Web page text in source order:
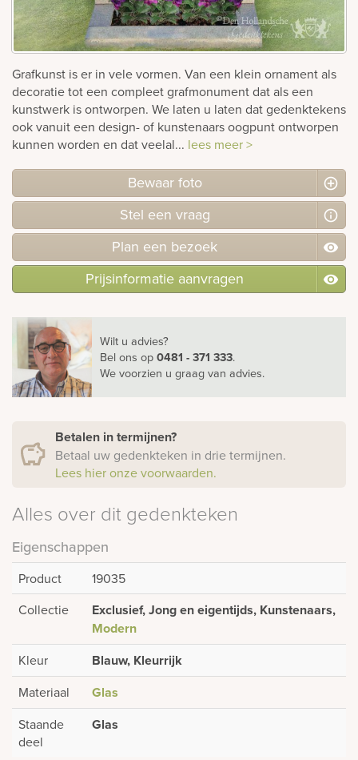
Grafkunst is er in vele vormen. Van een klein ornament als
decoratie tot een compleet grafmonument dat als een
kunstwerk is ontworpen. We laten u laten dat gedenktekens
ook vanuit een design- of kunstenaars oogpunt ontworpen
kunnen worden en dat veelal... lees meer >
Bewaar foto
Stel een vraag
Plan een bezoek
Prijsinformatie aanvragen
Wilt u advies?
Bel ons op0481 - 371 333.
We voorzien u graag van advies.
Betalen in termijnen?
Betaal uw gedenkteken in drie termijnen.
Lees hier onze voorwaarden.
Alles over dit gedenkteken
Eigenschappen
Product
19035
Collectie
Exclusief, Jong en eigentijds, Kunstenaars,
Modern
Kleur Blauw, Kleurrijk
Materiaal Glas
Staande
deel
Glas